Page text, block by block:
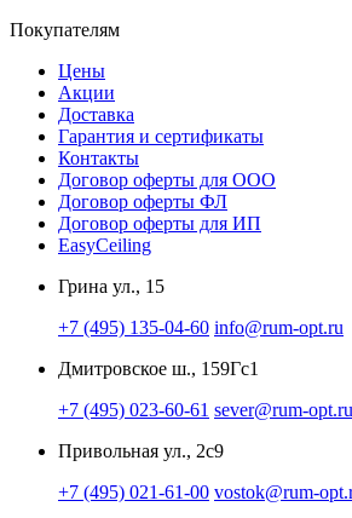
Покупателям
Цены
Акции
Доставка
Гарантия и сертификаты
Контакты
Договор оферты для ООО
Договор оферты ФЛ
Договор оферты для ИП
EasyCeiling
Грина ул., 15
+7 (495) 135-04-60 info@rum-opt.ru
Дмитровское ш., 159Гс1
+7 (495) 023-60-61 sever@rum-opt.ru
Привольная ул., 2с9
+7 (495) 021-61-00 vostok@rum-